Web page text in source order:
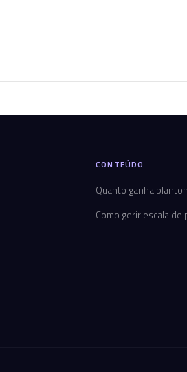
CONTEÚDO
Quanto ganha
Como gerir escala de